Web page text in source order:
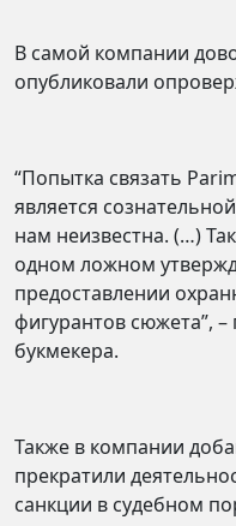
В самой компании
опубликовали
“Попытка связать
является
нам неизвестна. (…)
одном ложном
предоставлении
фигурантов сюжета”, –
букмекера.
Также в компании
прекратили
санкции в судебном